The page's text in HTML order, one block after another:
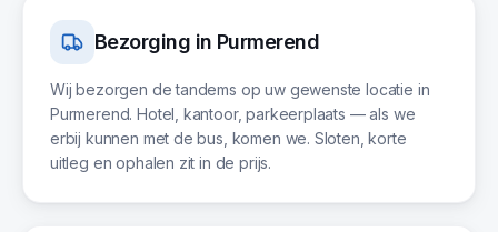
Bezorging in Purmerend
Wij bezorgen de tandems op uw gewenste locatie in
Purmerend. Hotel, kantoor, parkeerplaats — als we
erbij kunnen met de bus, komen we. Sloten, korte
uitleg en ophalen zit in de prijs.